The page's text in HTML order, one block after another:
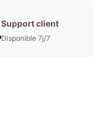
Support client
Disponible 7j/7